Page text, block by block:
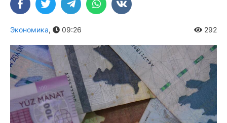
Экономика, 09:26 292